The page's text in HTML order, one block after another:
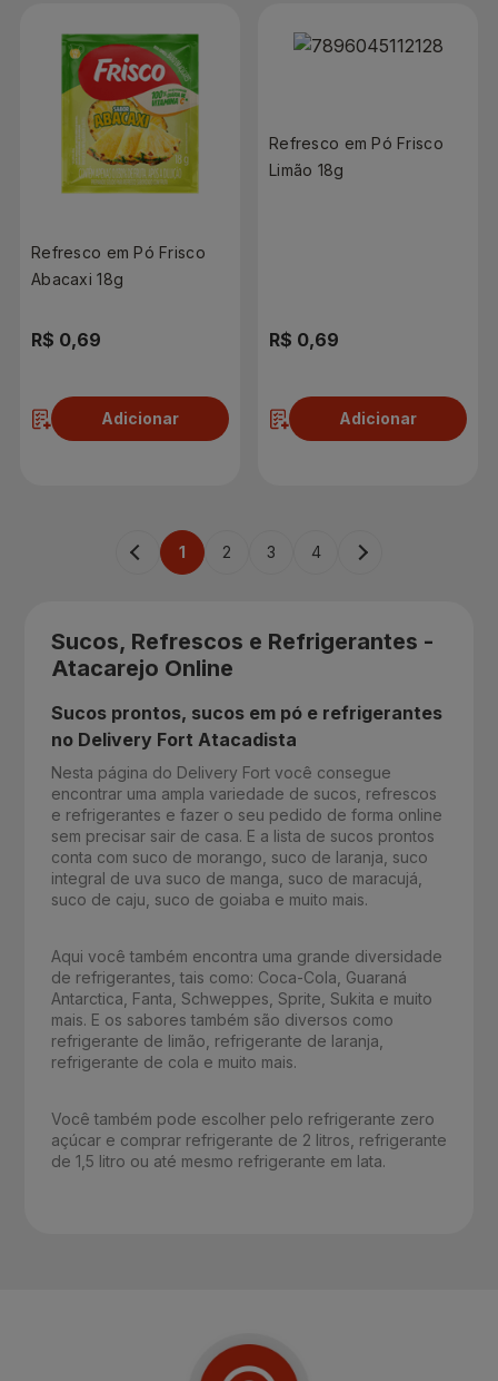
Refresco em Pó Frisco
Abacaxi 18g
R$ 0,69
Adicionar
Refresco em Pó Frisco
Limão 18g
R$ 0,69
Adicionar
1 2 3 4
Sucos, Refrescos e Refrigerantes -
Atacarejo Online
Sucos prontos, sucos em pó e refrigerantes
no Delivery Fort Atacadista
Nesta página do Delivery Fort você consegue
encontrar uma ampla variedade de sucos, refrescos
e refrigerantes e fazer o seu pedido de forma online
sem precisar sair de casa. E a lista de sucos prontos
conta com suco de morango, suco de laranja, suco
integral de uva suco de manga, suco de maracujá,
suco de caju, suco de goiaba e muito mais.
Aqui você também encontra uma grande diversidade
de refrigerantes, tais como: Coca-Cola, Guaraná
Antarctica, Fanta, Schweppes, Sprite, Sukita e muito
mais. E os sabores também são diversos como
refrigerante de limão, refrigerante de laranja,
refrigerante de cola e muito mais.
Você também pode escolher pelo refrigerante zero
açúcar e comprar refrigerante de 2 litros, refrigerante
de 1,5 litro ou até mesmo refrigerante em lata.